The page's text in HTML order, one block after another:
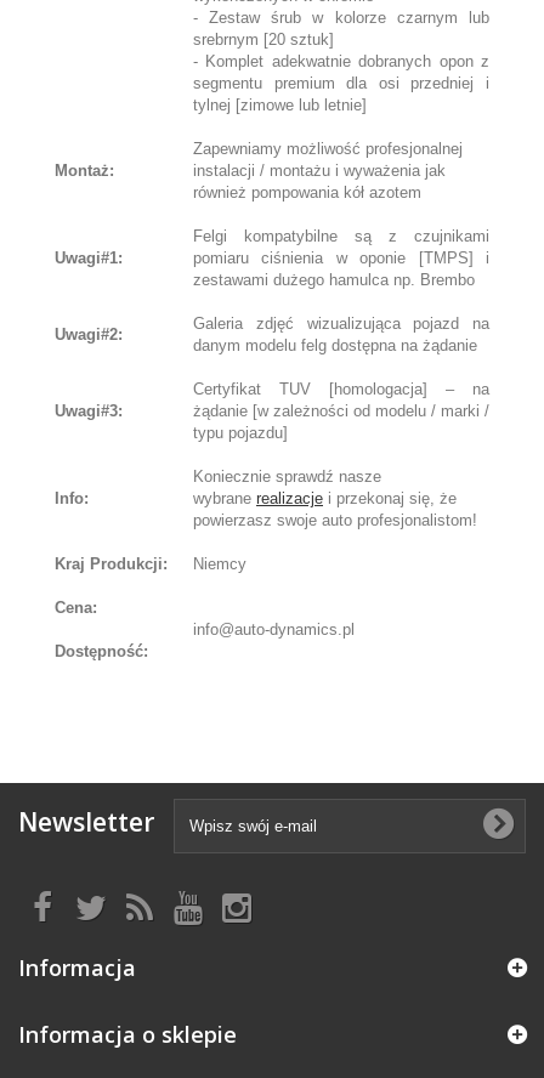
- Zestaw śrub w kolorze czarnym lub
srebrnym [20 sztuk]
- Komplet adekwatnie dobranych opon z
segmentu premium dla osi przedniej i
tylnej [zimowe lub letnie]
Montaż:
Zapewniamy możliwość profesjonalnej
instalacji / montażu i wyważenia jak
również pompowania kół azotem
Uwagi#1:
Felgi kompatybilne są z czujnikami
pomiaru ciśnienia w oponie [TMPS] i
zestawami dużego hamulca np. Brembo
Uwagi#2:
Galeria zdjęć wizualizująca pojazd na
danym modelu felg dostępna na żądanie
Uwagi#3:
Certyfikat TUV [homologacja] – na
żądanie [w zależności od modelu / marki /
typu pojazdu]
Info:
Koniecznie sprawdź nasze
wybrane realizacje i przekonaj się, że
powierzasz swoje auto profesjonalistom!
Kraj Produkcji: Niemcy
Cena:
info@auto-dynamics.pl
Dostępność:
Newsletter
Informacja
Informacja o sklepie